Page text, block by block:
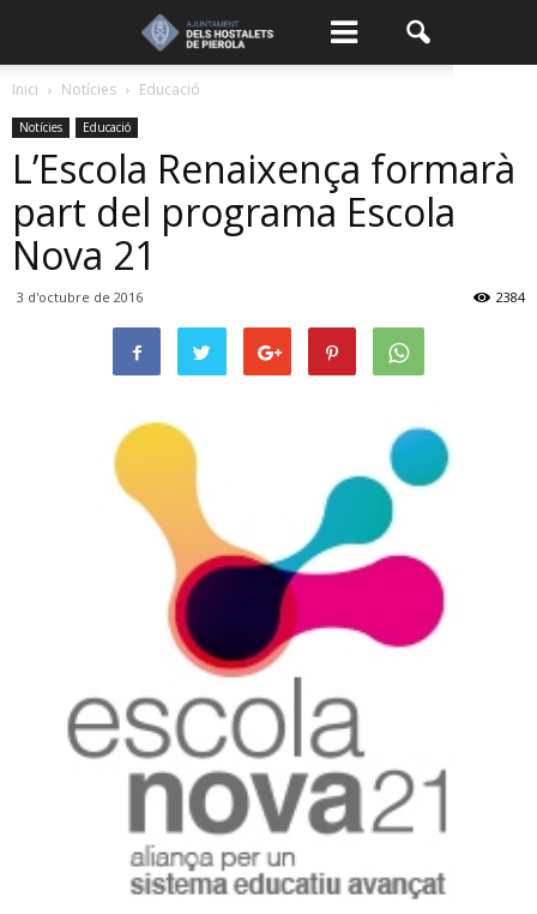
Inici Notícies Educació
Notícies Educació
L’Escola Renaixença formarà
part del programa Escola
Nova 21
3 d'octubre de 2016 2384